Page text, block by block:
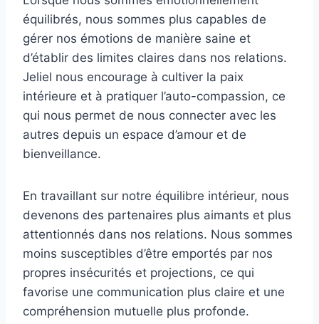
équilibrés, nous sommes plus capables de
gérer nos émotions de manière saine et
d’établir des limites claires dans nos relations.
Jeliel nous encourage à cultiver la paix
intérieure et à pratiquer l’auto-compassion, ce
qui nous permet de nous connecter avec les
autres depuis un espace d’amour et de
bienveillance.
En travaillant sur notre équilibre intérieur, nous
devenons des partenaires plus aimants et plus
attentionnés dans nos relations. Nous sommes
moins susceptibles d’être emportés par nos
propres insécurités et projections, ce qui
favorise une communication plus claire et une
compréhension mutuelle plus profonde.